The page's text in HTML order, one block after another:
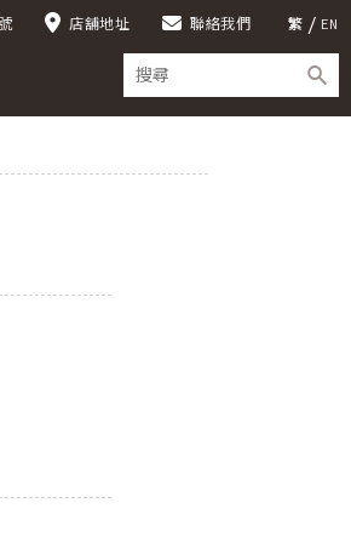
繁 EN
店舖地址 聯絡我們